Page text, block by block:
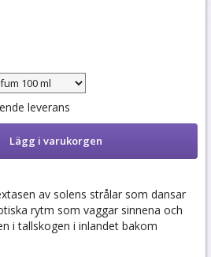
leverans
Lägg i varukorgen
av solens strålar som dansar
rytm som vaggar sinnena och
i tallskogen i inlandet bakom